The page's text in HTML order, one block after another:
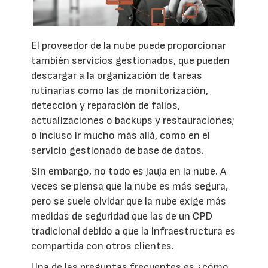
El proveedor de la nube puede proporcionar
también servicios gestionados, que pueden
descargar a la organización de tareas
rutinarias como las de monitorización,
detección y reparación de fallos,
actualizaciones o backups y restauraciones;
o incluso ir mucho más allá, como en el
servicio gestionado de base de datos.
Sin embargo, no todo es jauja en la nube. A
veces se piensa que la nube es más segura,
pero se suele olvidar que la nube exige más
medidas de seguridad que las de un CPD
tradicional debido a que la infraestructura es
compartida con otros clientes.